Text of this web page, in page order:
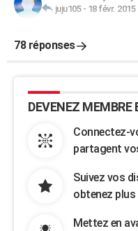
juju105- 18 févr. 2015
78 réponses
DEVENEZ MEMBRE
Connectez-
partagent
Suivez vos
obtenez plus
Mettez en